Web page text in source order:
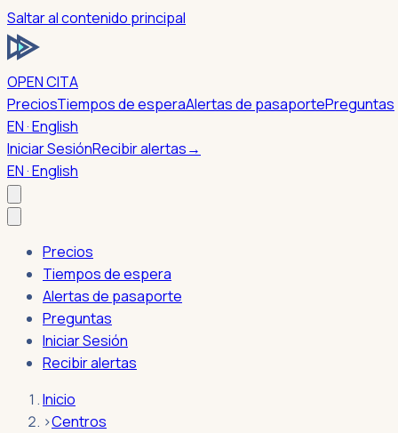
Saltar al contenido principal
OPEN CITA
PreciosTiempos de esperaAlertas de pasaportePreguntas
EN · English
Iniciar SesiónRecibir alertas→
EN · English
Precios
Tiempos de espera
Alertas de pasaporte
Preguntas
Iniciar Sesión
Recibir alertas
Inicio
›Centros